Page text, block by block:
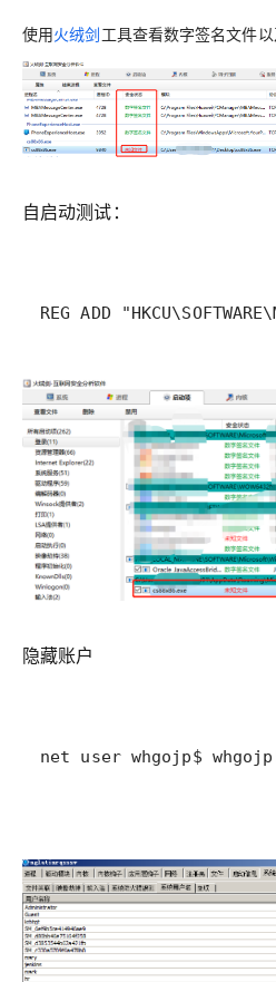
使用火绒剑工具查看数字签名文件
自启动测试：
隐藏账户
net user whgojp$